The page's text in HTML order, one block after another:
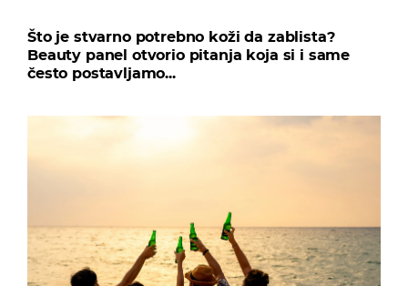
Što je stvarno potrebno koži da zablista?
Beauty panel otvorio pitanja koja si i same
često postavljamo...